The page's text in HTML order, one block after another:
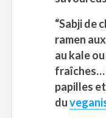
“Sabji de
ramen
au kale
fraîches…
papilles
du